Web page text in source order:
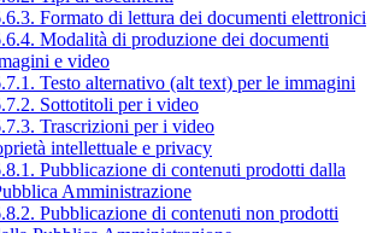
Formato di lettura dei documenti elettronici
Modalità di produzione dei documenti
e video
Testo alternativo (alt text) per le immagini
Sottotitoli per i video
Trascrizioni per i video
intellettuale e privacy
Pubblicazione di contenuti prodotti dalla
Amministrazione
Pubblicazione di contenuti non prodotti